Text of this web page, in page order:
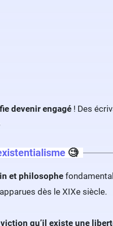
devenir engagé ! Des
🧐
et philosophe
dès le XIXe siècle.
qu’il existe une